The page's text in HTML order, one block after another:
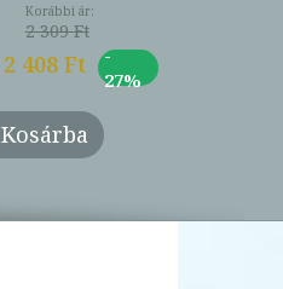
Korábbi ár:
2 309 Ft
2 408 Ft
-
27%
Kosárba